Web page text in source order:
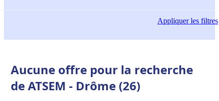
Appliquerles filtres
Aucune offre pour la recherche
de ATSEM - Drôme (26)